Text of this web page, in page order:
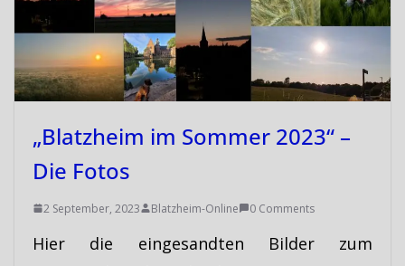
„Blatzheim im Sommer 2023“ –
Die Fotos
2 September, 2023 Blatzheim-Online 0 Comments
Hier die eingesandten Bilder zum